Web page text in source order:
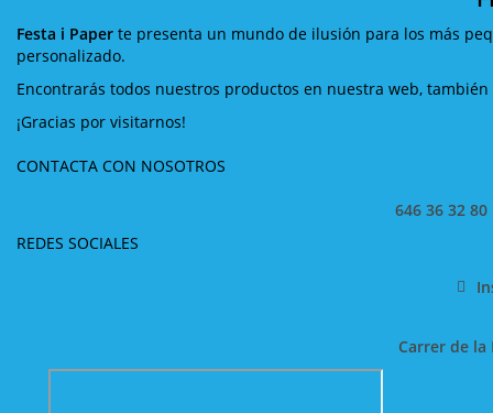
Festa i Paper te presenta un mundo de ilusión para los más
personalizado.
Encontrarás todos nuestros productos en nuestra web,
¡Gracias por visitarnos!
CONTACTA CON NOSOTROS
646 36 32 80
REDES SOCIALES
Carrer de